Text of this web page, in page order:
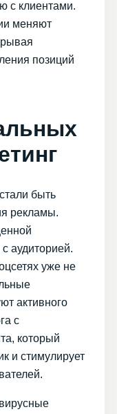
с клиентами.
меняют
позиций
быть
рекламы.
аудиторией.
уже не
активного
с
который
и стимулирует